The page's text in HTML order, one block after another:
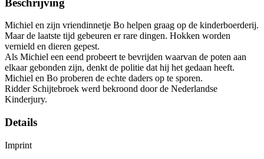
Beschrijving
Michiel en zijn vriendinnetje Bo helpen graag op de kinderboerderij.
Maar de laatste tijd gebeuren er rare dingen. Hokken worden
vernield en dieren gepest.
Als Michiel een eend probeert te bevrijden waarvan de poten aan
elkaar gebonden zijn, denkt de politie dat hij het gedaan heeft.
Michiel en Bo proberen de echte daders op te sporen.
Ridder Schijtebroek werd bekroond door de Nederlandse
Kinderjury.
Details
Imprint